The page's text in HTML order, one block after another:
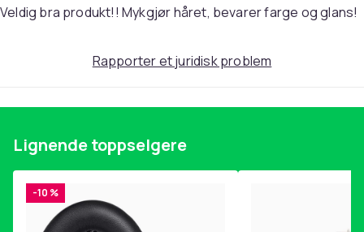
Veldig bra produkt!! Mykgjør håret, bevarer farge og glans!
Rapporter et juridisk problem
Lignende toppselgere
-10 %